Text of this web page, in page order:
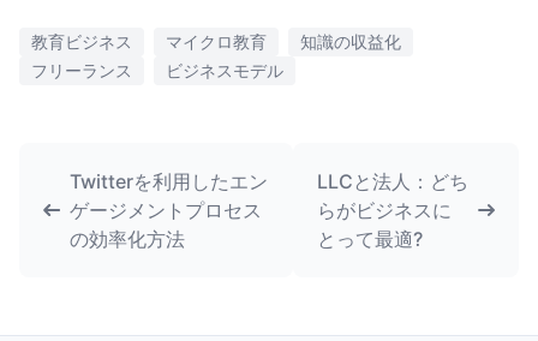
教育ビジネス マイクロ教育
知識の収益化
フリーランス
ビジネスモデル
Twitterを利用したエン
ゲージメントプロセス
の効率化方法
LLCと法人：どち
らがビジネスに
とって最適?